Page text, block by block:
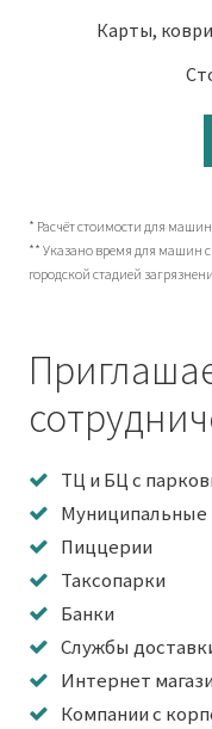
Карты,
* Расчёт стоимости для
** Указано время для машин
городской стадией
ТЦ и БЦ с
Муниципальные
Пиццерии
Таксопарки
Банки
Службы
Интернет
Компании с